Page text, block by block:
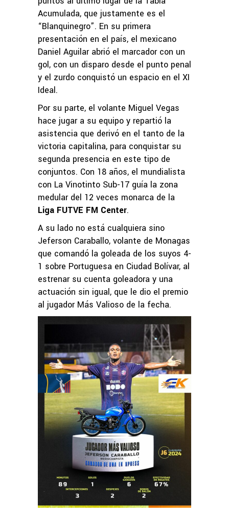
Acumulada, que justamente es el
“Blanquinegro”. En su primera
presentación en el país, el mexicano
Daniel Aguilar abrió el marcador con un
gol, con un disparo desde el punto penal
y el zurdo conquistó un espacio en el XI
Ideal.
Por su parte, el volante Miguel Vegas
hace jugar a su equipo y repartió la
asistencia que derivó en el tanto de la
victoria capitalina, para conquistar su
segunda presencia en este tipo de
conjuntos. Con 18 años, el mundialista
con La Vinotinto Sub-17 guía la zona
medular del 12 veces monarca de la
Liga FUTVE FM Center.
A su lado no está cualquiera sino
Jeferson Caraballo, volante de Monagas
que comandó la goleada de los suyos 4-
1 sobre Portuguesa en Ciudad Bolívar, al
estrenar su cuenta goleadora y una
actuación sin igual, que le dio el premio
al jugador Más Valioso de la fecha.